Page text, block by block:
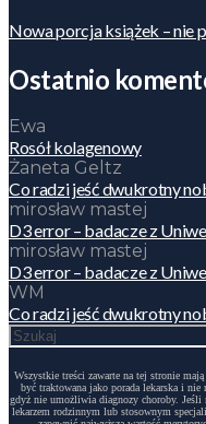
Nowa porcja książek – nie
Ostatnio
Ewa
Rosół kolagenowy
Żaneta Geltz
Co radzi jeść dwukrotny
mirosław mastej
D3 error – badacze z
mirosław mastej
D3 error – badacze z
WM
Co radzi jeść dwukrotny
Wszystkie treści zawarte na tej stronie
być traktowana jako porada lekarska i nie
gdyż nie umożliwia diagnozy choroby. Jeśli
lekarzem rodzinnym lub stosownym